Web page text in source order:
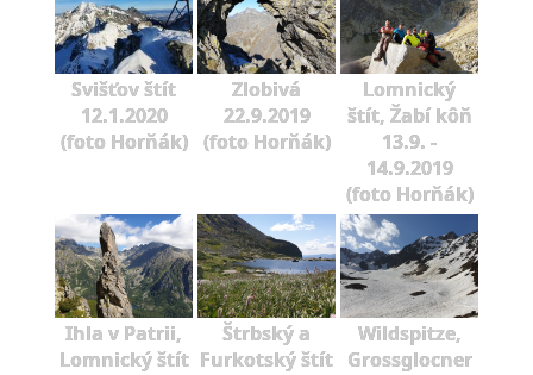
Svišťov štít
12.1.2020
(foto Horňák)
Zlobivá
22.9.2019
(foto Horňák)
Lomnický
štít, Žabí kôň
13.9. -
14.9.2019
(foto Horňák)
Ihla v Patrii,
Lomnický štít
Štrbský a
Furkotský štít
Wildspitze,
Grossglocner